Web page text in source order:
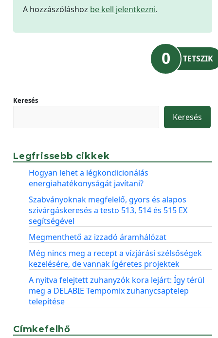
A hozzászóláshoz be kell jelentkezni.
0 TETSZIK
Keresés
Keresés
Legfrissebb cikkek
Hogyan lehet a légkondicionálás
energiahatékonyságát javítani?
Szabványoknak megfelelő, gyors és alapos
szivárgáskeresés a testo 513, 514 és 515 EX
segítségével
Megmenthető az izzadó áramhálózat
Még nincs meg a recept a vízjárási szélsőségek
kezelésére, de vannak ígéretes projektek
A nyitva felejtett zuhanyzók kora lejárt: Így térül
meg a DELABIE Tempomix zuhanycsaptelep
telepítése
Címkefelhő